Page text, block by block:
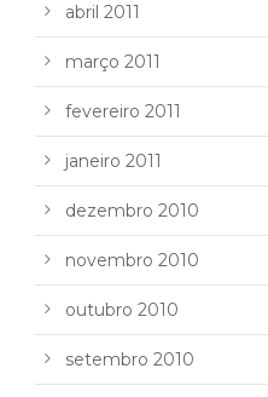
abril 2011
março 2011
fevereiro 2011
janeiro 2011
dezembro 2010
novembro 2010
outubro 2010
setembro 2010